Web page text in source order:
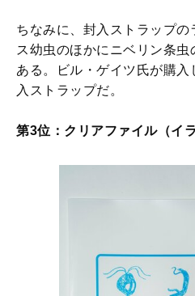
ちなみに、封入ストラップの
ス幼虫のほかにニベリン条
ある。ビル・ゲイツ氏が購
入ストラップだ。
第3位：クリアファイル（イ